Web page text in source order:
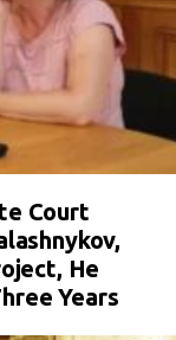
Court
He
Years